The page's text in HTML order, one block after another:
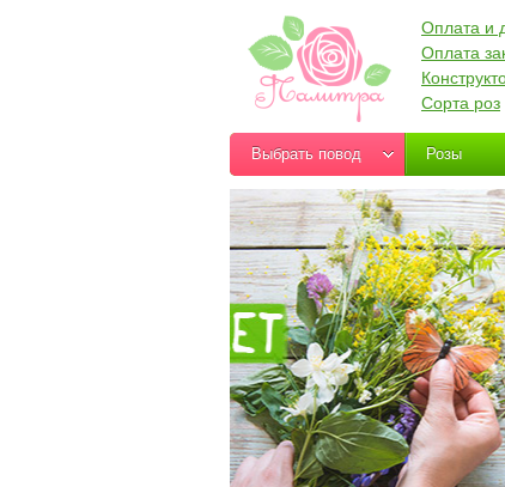
Оплата и
Оплата
Сорта роз
Выбрать повод Розы